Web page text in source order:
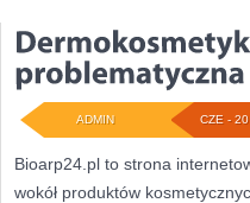
CZE -
ADMIN
Bioarp24.pl to strona
wokół produktów